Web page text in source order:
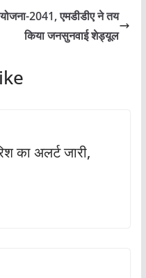
2041, एमडीडीए ने तय
किया जनसुनवाई शेड्यूल
का अलर्ट जारी,